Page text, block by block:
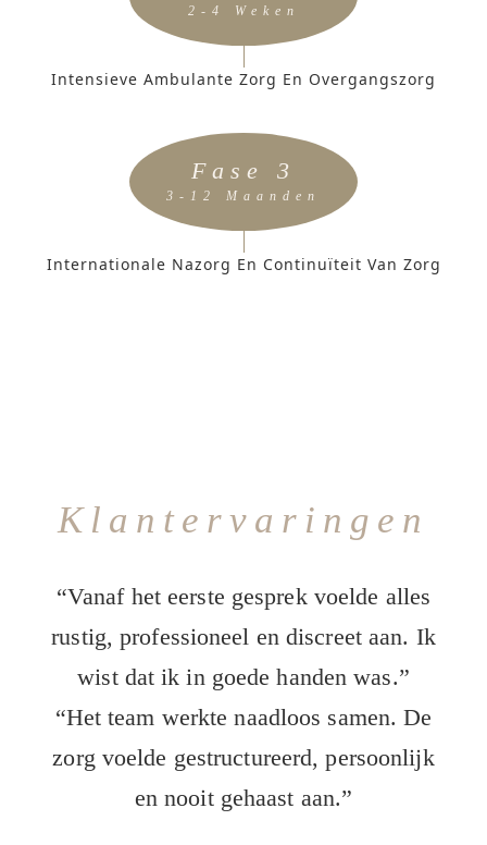
2-4 Weken
Intensieve Ambulante Zorg En Overgangszorg
Fase 3
3-12 Maanden
Internationale Nazorg En Continuïteit Van Zorg
Klantervaringen
“Vanaf het eerste gesprek voelde alles
rustig, professioneel en discreet aan. Ik
wist dat ik in goede handen was.”
“Het team werkte naadloos samen. De
zorg voelde gestructureerd, persoonlijk
en nooit gehaast aan.”